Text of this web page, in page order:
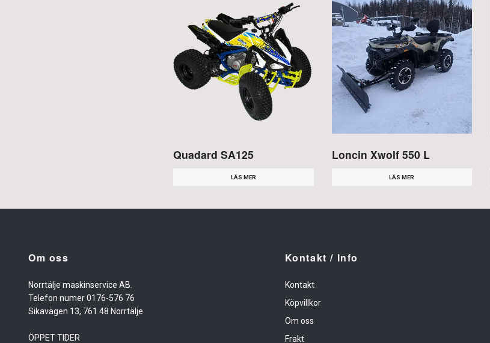
Quadard SA125
LÄS MER
Loncin Xwolf 550 L
LÄS MER
Om oss
Norrtälje maskinservice AB.
Telefon numer 0176-576 76
Sikavägen 13, 761 48 Norrtälje
ÖPPET TIDER
Kontakt / Info
Kontakt
Köpvillkor
Om oss
Frakt